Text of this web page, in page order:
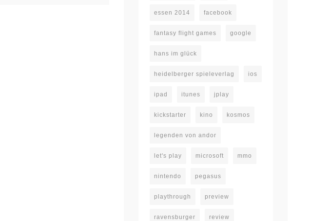
essen 2014 facebook
fantasy flight games google
hans im glück
heidelberger spieleverlag ios
ipad itunes jplay
kickstarter kino kosmos
legenden von andor
let's play microsoft mmo
nintendo pegasus
playthrough preview
ravensburger review